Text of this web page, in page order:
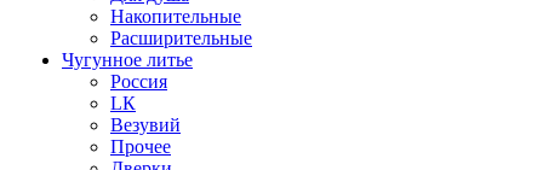
Накопительные
Расширительные
Чугунное литье
Россия
LК
Везувий
Прочее